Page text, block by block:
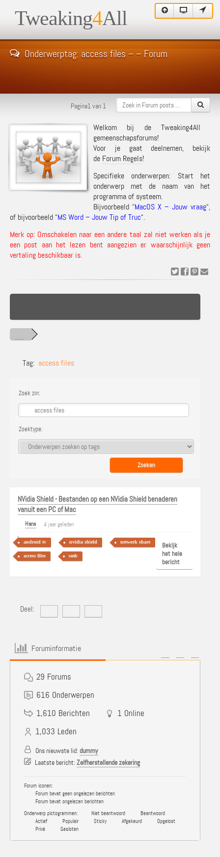
Tweaking4All
Onderwerptag: access files – – Forum
Pagina1 van 1
Welkom bij de Tweaking4All
gemeenschapsforums!
Voor je gaat deelnemen, bekijk
de Forum Regels!
Specifieke onderwerpen: Start het
onderwerp met de naam van het
programma of systeem.
Bijvoorbeeld “MacOS X – Jouw vraag“,
of bijvoorbeeld “MS Word – Jouw Tip of Truc“.
Merk op: Omschakelen naar een andere taal zal niet werken als je
een post aan het lezen bent aangezien er waarschijnlijk geen
vertaling beschikbaar is.
Tag: access files
Zoek zin:
Zoektype:
NVidia Shield - Bestanden op een NVidia Shield benaderen
vanuit een PC of Mac
Hans 4 jaar geleden
android tv nvidia shield network share
access files smb
Bekijk
het hele
bericht
Deel:
Foruminformatie
29 Forums
616 Onderwerpen
1,610 Berichten 1 Online
1,033 Leden
Ons nieuwste lid: dummy
Laatste bericht: Zelfherstellende zekering
Forum iconen:
Forum bevat geen ongelezen berichten
Forum bevat ongelezen berichten
Onderwerp pictogrammen:
Niet beantwoord
Beantwoord
Actief
Populair Sticky Afgekeurd
Opgelost
Privé
Gesloten